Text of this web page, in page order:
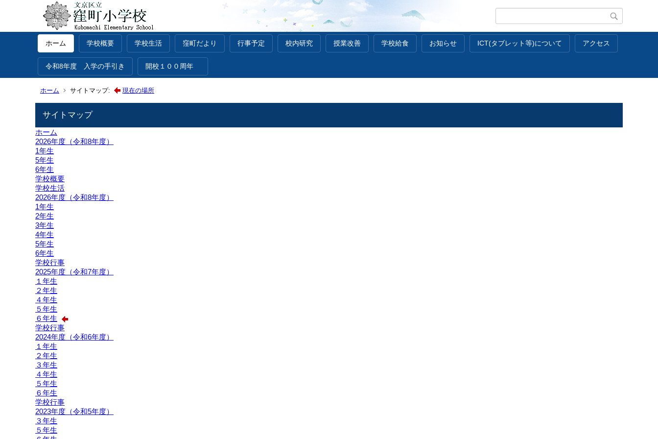
ホーム 学校概要 学校生活 窪町だより 行事予定 校内研究 授業改善 学校給食 お知らせ ICT(タブレット等)について アクセス
令和8年度 入学の手引き 開校１００周年
ホーム サイトマップ: 現在の場所
サイトマップ
ホーム
2026年度（令和8年度）
1年生
5年生
6年生
学校概要
学校生活
2026年度（令和8年度）
1年生
2年生
3年生
4年生
5年生
6年生
学校行事
2025年度（令和7年度）
１年生
２年生
４年生
５年生
６年生
学校行事
2024年度（令和6年度）
１年生
２年生
３年生
４年生
５年生
６年生
学校行事
2023年度（令和5年度）
３年生
５年生